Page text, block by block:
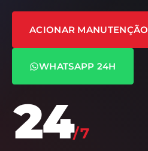
ACIONAR MANUTENÇÃO
WHATSAPP 24H
24/7